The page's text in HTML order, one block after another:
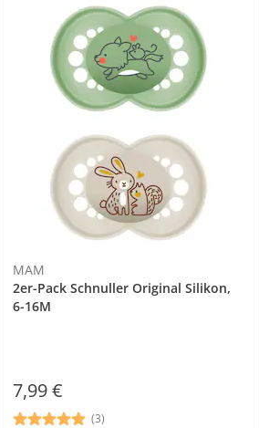
MAM
2er-Pack Schnuller Original Silikon,
6-16M
7,99 €
(3)